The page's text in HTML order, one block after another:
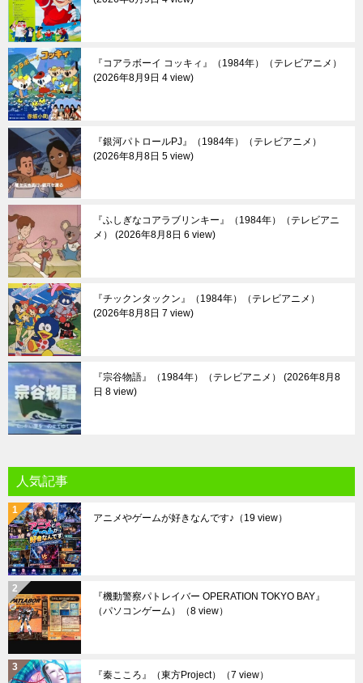
『コアラボーイ コッキィ』（1984年）（テレビアニメ）
2026年8月9日 4 view
『銀河パトロールPJ』（1984年）（テレビアニメ）
2026年8月8日 5 view
『ふしぎなコアラブリンキー』（1984年）（テレビアニ
メ）
2026年8月8日 6 view
『チックンタックン』（1984年）（テレビアニメ）
2026年8月8日 7 view
『宗谷物語』（1984年）（テレビアニメ）
2026年8月8
日 8 view
人気記事
アニメやゲームが好きなんです♪ （19 view）
『機動警察パトレイバー OPERATION TOKYO BAY』
（パソコンゲーム）
（8 view）
『秦こころ』（東方Project） （7 view）